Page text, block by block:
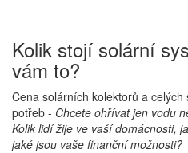
Kolik stojí solární
vám to?
Cena solárních kolektorů a
potřeb - Chcete ohřívat jen vodu
Kolik lidí žije ve vaší domácnosti,
jaké jsou vaše finanční možnosti?